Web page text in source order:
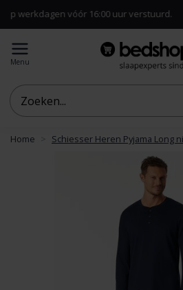
vóór 16:00 uur verstuurd.
Menu
Home Schiesser Heren Pyjama Long